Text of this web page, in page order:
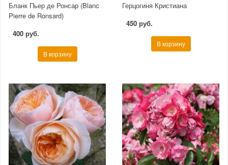
Бланк Пьер де Ронсар (Blanc
Pierre de Ronsard)
400 руб.
В корзину
Герцогиня Кристиана
450 руб.
В корзину